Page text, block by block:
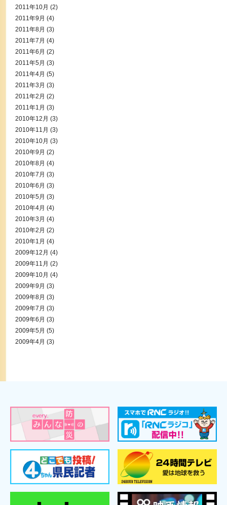
2011年10月 (2)
2011年9月 (4)
2011年8月 (3)
2011年7月 (4)
2011年6月 (2)
2011年5月 (3)
2011年4月 (5)
2011年3月 (3)
2011年2月 (2)
2011年1月 (3)
2010年12月 (3)
2010年11月 (3)
2010年10月 (3)
2010年9月 (2)
2010年8月 (4)
2010年7月 (3)
2010年6月 (3)
2010年5月 (3)
2010年4月 (4)
2010年3月 (4)
2010年2月 (2)
2010年1月 (4)
2009年12月 (4)
2009年11月 (2)
2009年10月 (4)
2009年9月 (3)
2009年8月 (3)
2009年7月 (3)
2009年6月 (3)
2009年5月 (5)
2009年4月 (3)